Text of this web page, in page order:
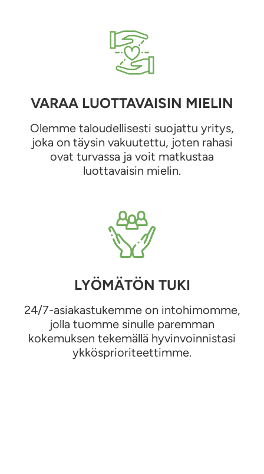
VARAA LUOTTAVAISIN MIELIN
Olemme taloudellisesti suojattu yritys,
joka on täysin vakuutettu, joten rahasi
ovat turvassa ja voit matkustaa
luottavaisin mielin.
LYÖMÄTÖN TUKI
24/7-asiakastukemme on intohimomme,
jolla tuomme sinulle paremman
kokemuksen tekemällä hyvinvoinnistasi
ykkösprioriteettimme.